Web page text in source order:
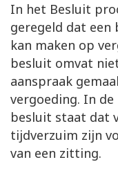
In het Besluit
geregeld dat een
kan maken op
besluit omvat
aanspraak
vergoeding. In
besluit staat dat
tijdverzuim zijn
van een zitting.